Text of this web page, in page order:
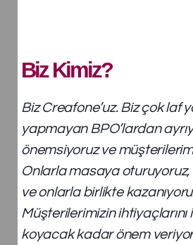
Biz Kimiz?
Biz Creafone’uz. Biz çok laf
yapmayan BPO’lardan
önemsiyoruz ve
Onlarla masaya oturuyoruz,
ve onlarla birlikte
Müşterilerimizin ihtiyaçlarını
koyacak kadar önem